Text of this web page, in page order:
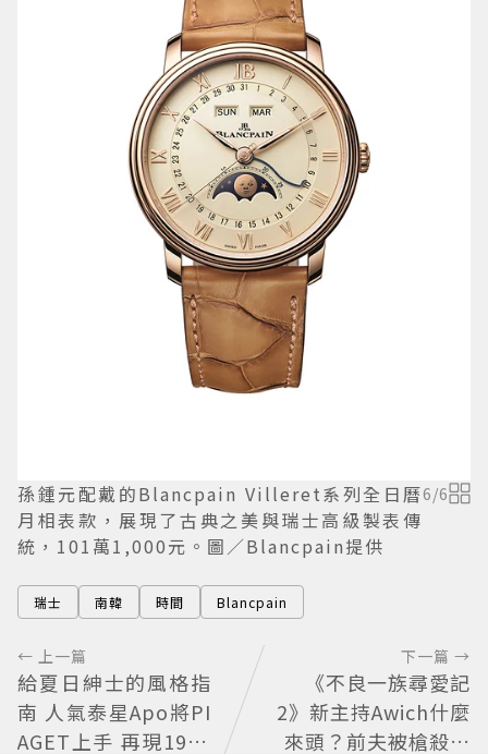
孫鍾元配戴的Blancpain Villeret系列全日曆
月相表款，展現了古典之美與瑞士高級製表傳
統，101萬1,000元。圖／Blancpain提供
6/6
瑞士 南韓 時間 Blancpain
← 上一篇
給夏日紳士的風格指
南 人氣泰星Apo將PI
AGET上手 再現1970
下一篇 →
《不良一族尋愛記
2》新主持Awich什麼
來頭？前夫被槍殺、